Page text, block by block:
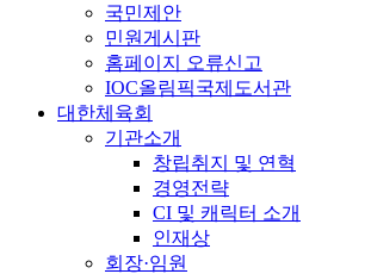
국민제안
민원게시판
홈페이지 오류신고
IOC올림픽국제도서관
대한체육회
기관소개
창립취지 및 연혁
경영전략
CI 및 캐릭터 소개
인재상
회장·임원